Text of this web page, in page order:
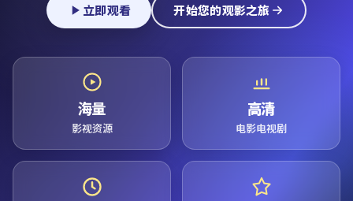
立即观看 开始您的观影之旅
海量
影视资源
高清
电影电视剧